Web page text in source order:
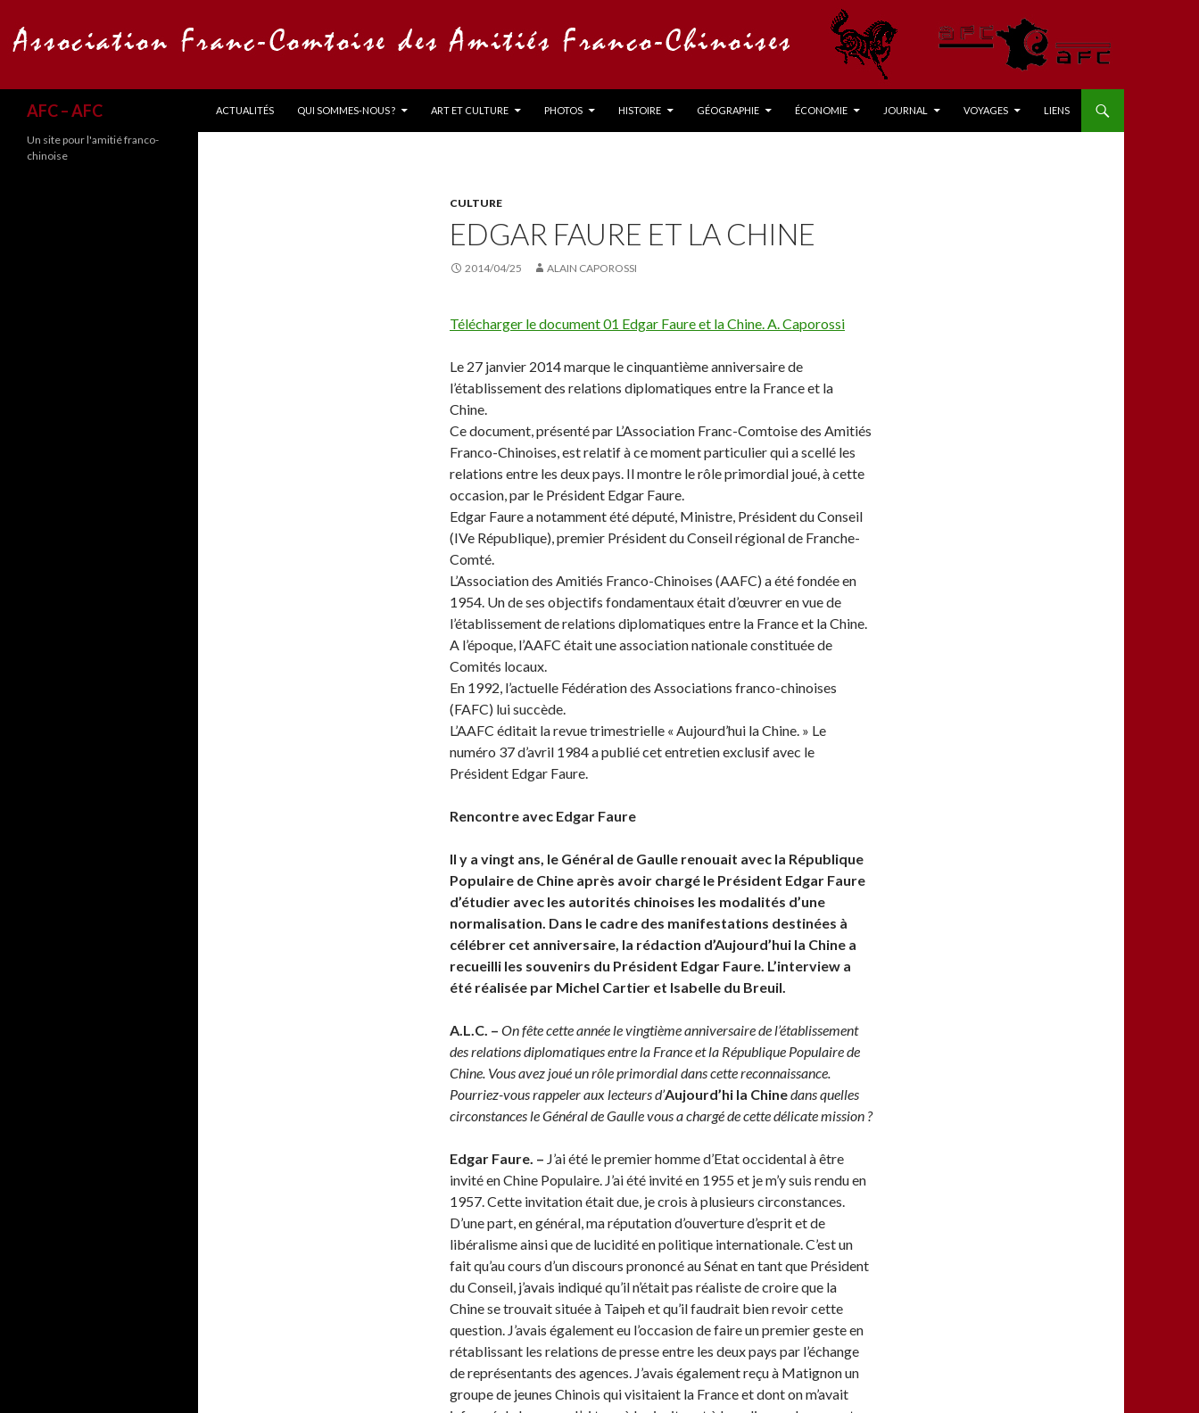
AFC – AFC
ACTUALITÉS
QUI SOMMES-NOUS ? ART ET CULTURE PHOTOS HISTOIRE GÉOGRAPHIE ÉCONOMIE JOURNAL VOYAGES LIENS
CULTURE
EDGAR FAURE ET LA CHINE
2014/04/25 ALAIN CAPOROSSI
Télécharger le document 01 Edgar Faure et la Chine. A. Caporossi
Le 27 janvier 2014 marque le cinquantième anniversaire de
l’établissement des relations diplomatiques entre la France et la
Chine.
Ce document, présenté par L’Association Franc-Comtoise des Amitiés
Franco-Chinoises, est relatif à ce moment particulier qui a scellé les
relations entre les deux pays. Il montre le rôle primordial joué, à cette
occasion, par le Président Edgar Faure.
Edgar Faure a notamment été député, Ministre, Président du Conseil
(IVe République), premier Président du Conseil régional de Franche-
Comté.
L’Association des Amitiés Franco-Chinoises (AAFC) a été fondée en
1954. Un de ses objectifs fondamentaux était d’œuvrer en vue de
l’établissement de relations diplomatiques entre la France et la Chine.
A l’époque, l’AAFC était une association nationale constituée de
Comités locaux.
En 1992, l’actuelle Fédération des Associations franco-chinoises
(FAFC) lui succède.
L’AAFC éditait la revue trimestrielle « Aujourd’hui la Chine. » Le
numéro 37 d’avril 1984 a publié cet entretien exclusif avec le
Président Edgar Faure.
Rencontre avec Edgar Faure
Il y a vingt ans, le Général de Gaulle renouait avec la République
Populaire de Chine après avoir chargé le Président Edgar Faure
d’étudier avec les autorités chinoises les modalités d’une
normalisation. Dans le cadre des manifestations destinées à
célébrer cet anniversaire, la rédaction d’Aujourd’hui la Chine a
recueilli les souvenirs du Président Edgar Faure. L’interview a
été réalisée par Michel Cartier et Isabelle du Breuil.
A.L.C. – On fête cette année le vingtième anniversaire de l’établissement
des relations diplomatiques entre la France et la République Populaire de
Chine. Vous avez joué un rôle primordial dans cette reconnaissance.
Pourriez-vous rappeler aux lecteurs d’Aujourd’hi la Chinedans quelles
circonstances le Général de Gaulle vous a chargé de cette délicate mission ?
Edgar Faure. – J’ai été le premier homme d’Etat occidental à être
invité en Chine Populaire. J’ai été invité en 1955 et je m’y suis rendu en
1957. Cette invitation était due, je crois à plusieurs circonstances.
D’une part, en général, ma réputation d’ouverture d’esprit et de
libéralisme ainsi que de lucidité en politique internationale. C’est un
fait qu’au cours d’un discours prononcé au Sénat en tant que Président
du Conseil, j’avais indiqué qu’il n’était pas réaliste de croire que la
Chine se trouvait située à Taipeh et qu’il faudrait bien revoir cette
question. J’avais également eu l’occasion de faire un premier geste en
rétablissant les relations de presse entre les deux pays par l’échange
de représentants des agences. J’avais également reçu à Matignon un
groupe de jeunes Chinois qui visitaient la France et dont on m’avait
Un site pour l'amitié franco-
chinoise